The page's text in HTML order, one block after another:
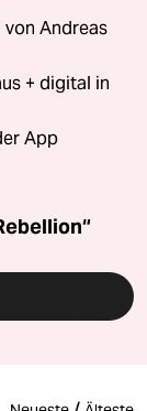
von Andreas
+ digital in
App